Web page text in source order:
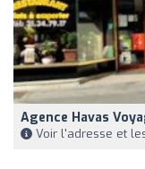
Agence Havas
Voir l'adresse et